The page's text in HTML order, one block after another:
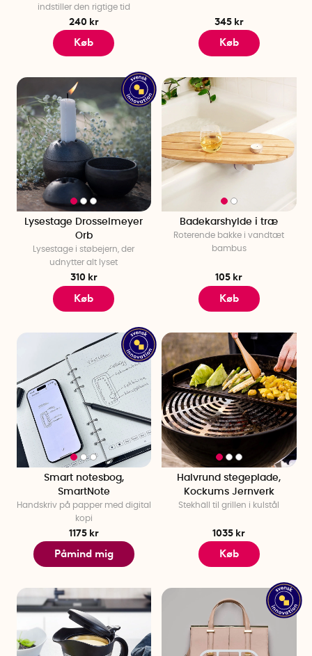
indstiller den rigtige tid
240 kr
Køb
345 kr
Køb
Lysestage Drosselmeyer
Orb
Lysestage i støbejern, der
udnytter alt lyset
310 kr
Køb
Badekarshylde i træ
Roterende bakke i vandtæt
bambus
105 kr
Køb
Smart notesbog,
SmartNote
Handskriv på papper med digital
kopi
1175 kr
Påmind mig
Halvrund stegeplade,
Kockums Jernverk
Stekhäll til grillen i kulstål
1035 kr
Køb